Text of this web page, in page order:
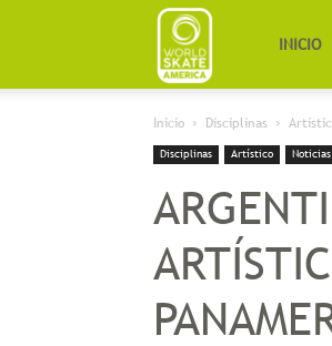
Worldskate
America
INICIO
Inicio Disciplinas
Disciplinas Artístico Noticias